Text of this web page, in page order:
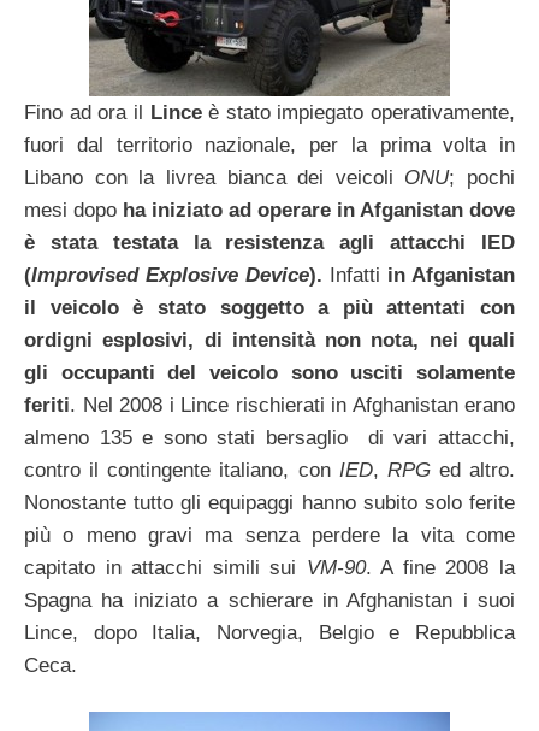
Fino ad ora il Linceè stato impiegato operativamente,
fuori dal territorio nazionale, per la prima volta in
Libano con la livrea bianca dei veicoli ONU; pochi
mesi dopo ha iniziato ad operare in Afganistan dove
è stata testata la resistenza agli attacchi IED
(Improvised Explosive Device). Infatti in Afganistan
il veicolo è stato soggetto a più attentati con
ordigni esplosivi, di intensità non nota, nei quali
gli occupanti del veicolo sono usciti solamente
feriti. Nel 2008 i Lince rischierati in Afghanistan erano
almeno 135 e sono stati bersaglio di vari attacchi,
contro il contingente italiano, con IED, RPGed altro.
Nonostante tutto gli equipaggi hanno subito solo ferite
più o meno gravi ma senza perdere la vita come
capitato in attacchi simili sui VM-90. A fine 2008 la
Spagna ha iniziato a schierare in Afghanistan i suoi
Lince, dopo Italia, Norvegia, Belgio e Repubblica
Ceca.